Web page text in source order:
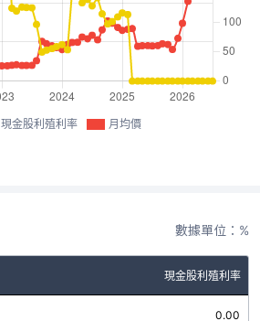
現金股利殖利率 月均價
數據單位：%
現金股利殖利率
0.00